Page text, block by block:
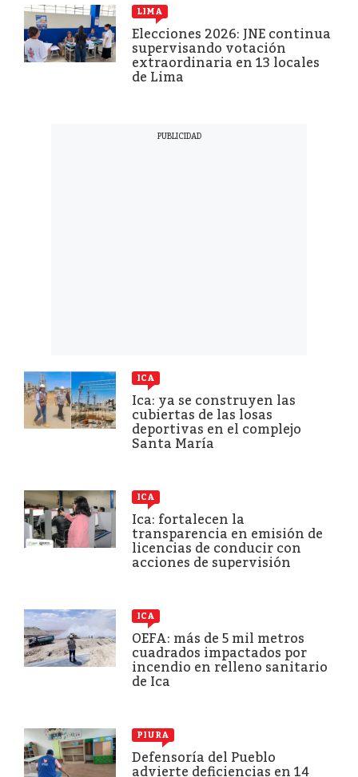
LIMA
Elecciones 2026: JNE continua
supervisando votación
extraordinaria en 13 locales
de Lima
ICA
Ica: ya se construyen las
cubiertas de las losas
deportivas en el complejo
Santa María
ICA
Ica: fortalecen la
transparencia en emisión de
licencias de conducir con
acciones de supervisión
ICA
OEFA: más de 5 mil metros
cuadrados impactados por
incendio en relleno sanitario
de Ica
PIURA
Defensoría del Pueblo
advierte deficiencias en 14